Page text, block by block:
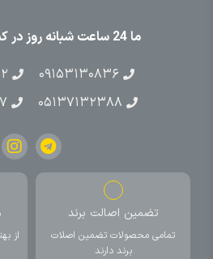
ما 24 ساعت شبانه روز در کنار شما هستیم
۰۹۱۵۳۱۳۰۸۳۶
۰۵۱۳۷۱۳۲۳۸۸
تضمین اصالت برند
تمامی محصولات تضمین اصلات
برند دارند
از